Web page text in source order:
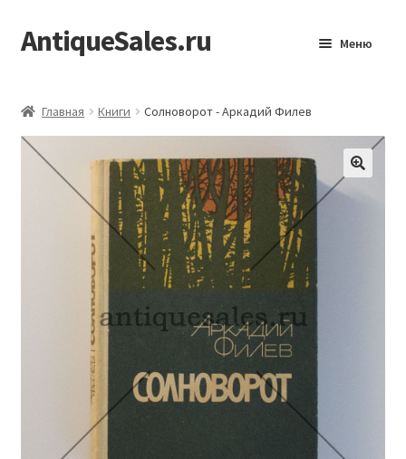
Перейти
к
Перейти
к
AntiqueSales.ru Меню
Главная Книги Солноворот - Аркадий Филев